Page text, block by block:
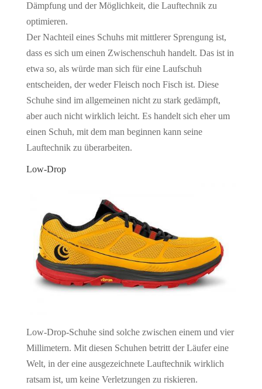
Dämpfung und der Möglichkeit, die Lauftechnik zu
optimieren.
Der Nachteil eines Schuhs mit mittlerer Sprengung ist,
dass es sich um einen Zwischenschuh handelt. Das ist in
etwa so, als würde man sich für eine Laufschuh
entscheiden, der weder Fleisch noch Fisch ist. Diese
Schuhe sind im allgemeinen nicht zu stark gedämpft,
aber auch nicht wirklich leicht. Es handelt sich eher um
einen Schuh, mit dem man beginnen kann seine
Lauftechnik zu überarbeiten.
Low-Drop
Low-Drop-Schuhe sind solche zwischen einem und vier
Millimetern. Mit diesen Schuhen betritt der Läufer eine
Welt, in der eine ausgezeichnete Lauftechnik wirklich
ratsam ist, um keine Verletzungen zu riskieren.